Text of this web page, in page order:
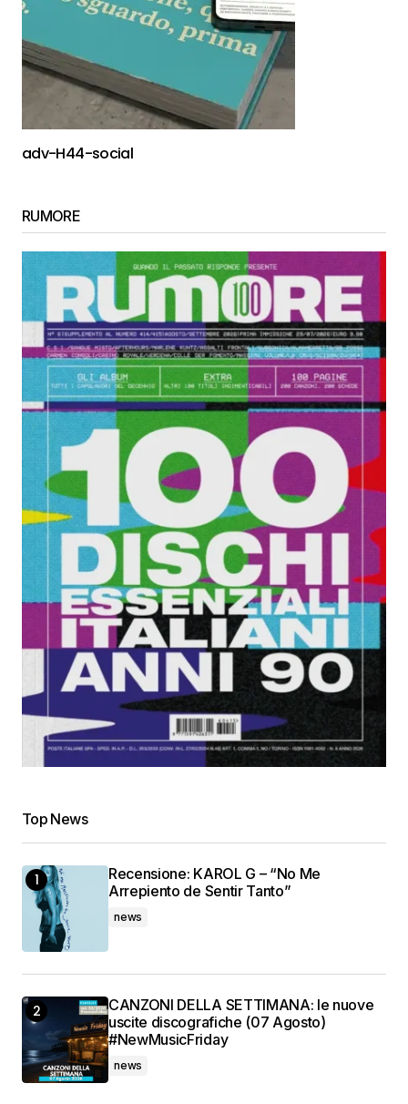
adv-H44-social
RUMORE
Top News
Recensione: KAROL G – “No Me
Arrepiento de Sentir Tanto”
news
CANZONI DELLA SETTIMANA: le nuove
uscite discografiche (07 Agosto)
#NewMusicFriday
news